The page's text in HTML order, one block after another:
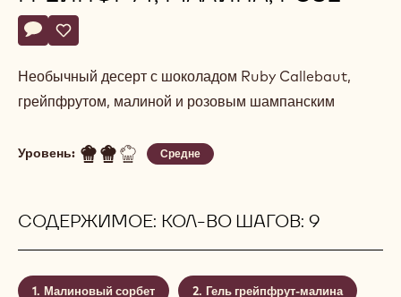
Actions
Напишите комментарий
- Веррин "Ruby, розовый грейпфрут, малина, Розе"
Сохранить
- Веррин "Ruby, розовый грейпфрут, малина, Розе"
Необычный десерт с шоколадом Ruby Callebaut,
грейпфрутом, малиной и розовым шампанским
Уровень: Средне
СОДЕРЖИМОЕ: КОЛ-ВО ШАГОВ: 9
Малиновый сорбет Гель грейпфрут-малина